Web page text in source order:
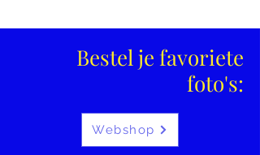
Bestel je favoriete
foto's:
Webshop